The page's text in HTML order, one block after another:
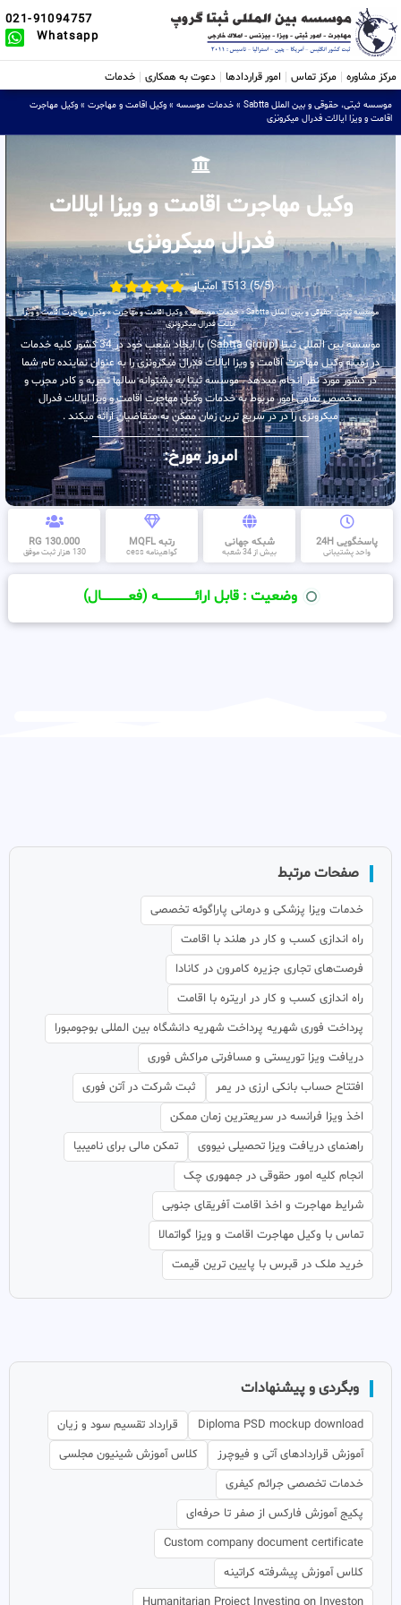
021-91094757
Whatsapp
مرکز مشاوره مرکز تماس امور قراردادها دعوت به همکاری خدمات
موسسه ثبتی، حقوقی و بین الملل Sabtta » خدمات موسسه » وکیل اقامت و مهاجرت » وکیل مهاجرت
اقامت و ویزا ایالات فدرال میکرونزی
وکیل مهاجرت اقامت و ویزا ایالات
فدرال میکرونزی
(5/5) 1513 امتیاز
موسسه ثبتی، حقوقی و بین الملل Sabtta »خدمات موسسه»وکیل اقامت و مهاجرت»وکیل مهاجرت اقامت و ویزا
ایالات فدرال میکرونزی
موسسه بین المللی ثبتا (Sabtta Group) با ایجاد شعب خود در 34 کشور کلیه خدمات
در زمینه وکیل مهاجرت اقامت و ویزا ایالات فدرال میکرونزی را به عنوان نماینده تام شما
در کشور مورد نظر انجام میدهد . موسسه ثبتا به پشتوانه سالها تجربه و کادر مجرب و
متخصص تمامی امور مربوط به خدمات وکیل مهاجرت اقامت و ویزا ایالات فدرال
میکرونزی را در در سریع ترین زمان ممکن به متقاضیان ارائه میکند .
امروز مورخ:
پاسخگویی 24H
واحد پشتیبانی
شبکه جهانی
بیش از 34 شعبه
رتبه MQFL
گواهینامه cess
130.000 RG
130 هزار ثبت موفق
وضعیت : قابل ارائــــــــــــــــــــه (فعـــــــــــــــال)
صفحات مرتبط
خدمات ویزا پزشکی و درمانی پاراگوئه تخصصی
راه اندازی کسب و کار در هلند با اقامت
فرصت‌های تجاری جزیره کامرون در کانادا
راه اندازی کسب و کار در اریتره با اقامت
پرداخت فوری شهریه پرداخت شهریه دانشگاه بین المللی بوجومبورا
دریافت ویزا توریستی و مسافرتی مراکش فوری
افتتاح حساب بانکی ارزی در یمر
ثبت شرکت در آتن فوری
اخذ ویزا فرانسه در سریعترین زمان ممکن
راهنمای دریافت ویزا تحصیلی نیووی
تمکن مالی برای نامیبیا
انجام کلیه امور حقوقی در جمهوری چک
شرایط مهاجرت و اخذ اقامت آفریقای جنوبی
تماس با وکیل مهاجرت اقامت و ویزا گواتمالا
خرید ملک در قبرس با پایین ترین قیمت
وبگردی و پیشنهادات
Diploma PSD mockup download
قرارداد تقسیم سود و زیان
آموزش قراردادهای آتی و فیوچرز
کلاس آموزش شینیون مجلسی
خدمات تخصصی جرائم کیفری
پکیج آموزش فارکس از صفر تا حرفه‌ای
Custom company document certificate
کلاس آموزش پیشرفته کراتینه